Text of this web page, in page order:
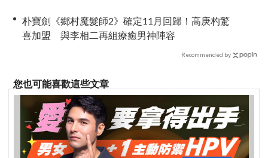
朴寶劍《鄉村魔髮師2》確定11月回歸！高庚杓驚
喜加盟 與李相二再組療癒男神陣容
Recommended by
您也可能喜歡這些文章